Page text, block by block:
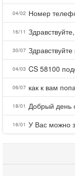
04/02
16/11
30/07
04/03 CS 58100
06/07
18/01
16/01